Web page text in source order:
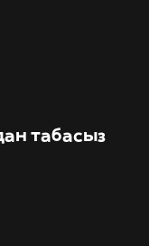
табасыз